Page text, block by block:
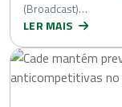
(Broadcast)…
LER MAIS